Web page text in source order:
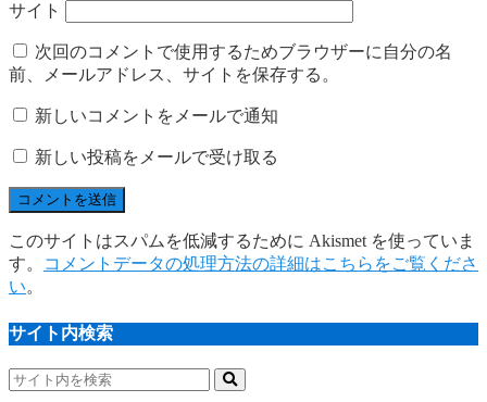
サイト
次回のコメントで使用するためブラウザーに自分の名
前、メールアドレス、サイトを保存する。
新しいコメントをメールで通知
新しい投稿をメールで受け取る
このサイトはスパムを低減するために Akismet を使っていま
す。
コメントデータの処理方法の詳細はこちらをご覧くださ
い。
サイト内検索